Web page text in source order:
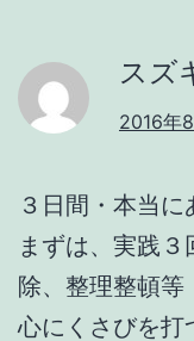
スズ
2016年
３日間・本当に
まずは、実践
除、整理整頓等
心にくさびを打